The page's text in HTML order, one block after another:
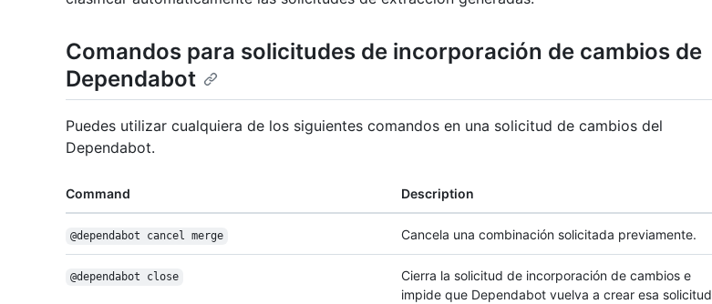
Comandos para solicitudes de incorporación de cambios de
Dependabot
Puedes utilizar cualquiera de los siguientes comandos en una solicitud de cambios del
Dependabot.
Command Description
@dependabot cancel merge Cancela una combinación solicitada previamente.
@dependabot close
Cierra la solicitud de incorporación de cambios e
impide que Dependabot vuelva a crear esa solicitud